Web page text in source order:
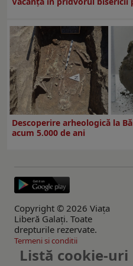
Descoperire arheologică la
acum 5.000 de ani
Copyright © 2026 Viaţa
Liberă Galaţi. Toate
drepturile rezervate.
Termeni si conditii
Listă cookie-uri